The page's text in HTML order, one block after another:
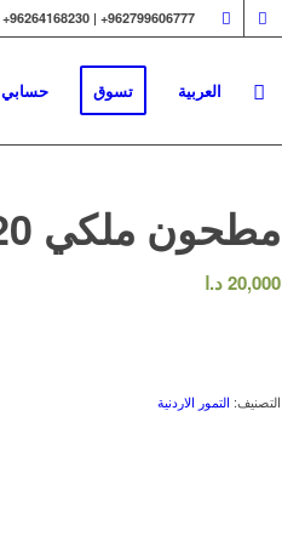
962799606777+ | 96264168230+
حسابي تسوق العربية
مطحون ملكي 20ك
20,000د.ا
التصنيف: التمور الاردنية